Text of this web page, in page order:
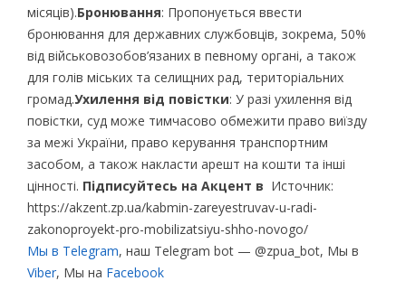
місяців).Бронювання: Пропонується ввести
бронювання для державних службовців, зокрема, 50%
від військовозобов’язаних в певному органі, а також
для голів міських та селищних рад, територіальних
громад.Ухилення від повістки: У разі ухилення від
повістки, суд може тимчасово обмежити право виїзду
за межі України, право керування транспортним
засобом, а також накласти арешт на кошти та інші
цінності. Підписуйтесь на Акцент в Источник:
https://akzent.zp.ua/kabmin-zareyestruvav-u-radi-
zakonoproyekt-pro-mobilizatsiyu-shho-novogo/
Мы в Telegram, наш Telegram bot — @zpua_bot, Мы в
Viber, Мы на Facebook